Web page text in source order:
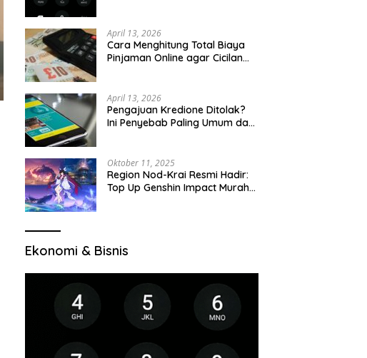
April 13, 2026
Cara Menghitung Total Biaya
Pinjaman Online agar Cicilan
April 13, 2026
Pengajuan Kredione Ditolak?
Ini Penyebab Paling Umum dan
Oktober 11, 2025
Region Nod-Krai Resmi Hadir:
Top Up Genshin Impact Murah
Ekonomi & Bisnis